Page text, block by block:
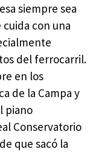
siempre sea
cuida con una
del ferrocarril.
en los
de la Campa y
piano
Conservatorio
que sacó la